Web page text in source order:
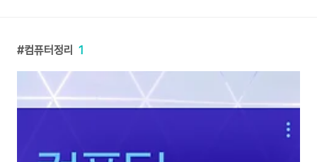
컴퓨터정리 1